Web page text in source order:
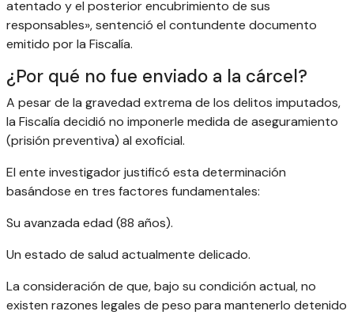
atentado y el posterior encubrimiento de sus
responsables», sentenció el contundente documento
emitido por la Fiscalía.
¿Por qué no fue enviado a la cárcel?
A pesar de la gravedad extrema de los delitos imputados,
la Fiscalía decidió no imponerle medida de aseguramiento
(prisión preventiva) al exoficial.
El ente investigador justificó esta determinación
basándose en tres factores fundamentales:
Su avanzada edad (88 años).
Un estado de salud actualmente delicado.
La consideración de que, bajo su condición actual, no
existen razones legales de peso para mantenerlo detenido